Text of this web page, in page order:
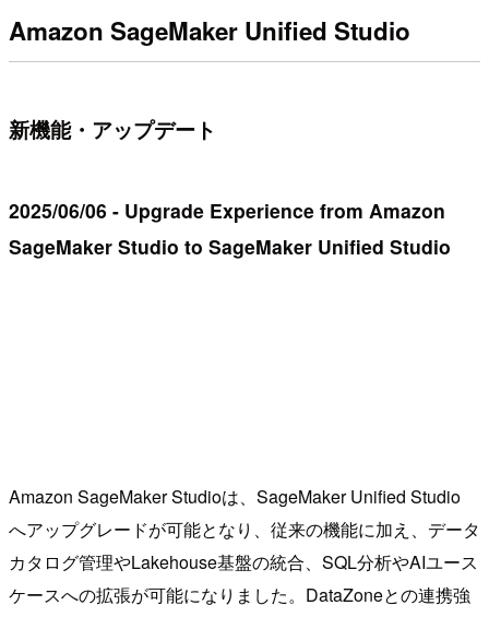
Amazon SageMaker Unified Studio
新機能・アップデート
2025/06/06 - Upgrade Experience from Amazon
SageMaker Studio to SageMaker Unified Studio
Amazon SageMaker Studioは、SageMaker Unified Studio
へアップグレードが可能となり、従来の機能に加え、データ
カタログ管理やLakehouse基盤の統合、SQL分析やAIユース
ケースへの拡張が可能になりました。DataZoneとの連携強